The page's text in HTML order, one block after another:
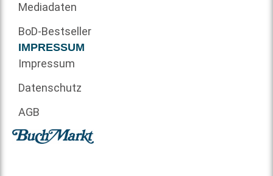
Mediadaten
BoD-Bestseller
IMPRESSUM
Impressum
Datenschutz
AGB